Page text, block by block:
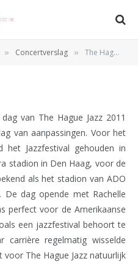
» Concertverslag » The Hague Jazz Dag 1 (Kyocera stadion, 17-06-2011)
1 (Kyocera
van The Hague Jazz 2011
van aanpassingen. Voor het
het Jazzfestival gehouden in
stadion in Den Haag, voor de
als het stadion van ADO
De dag opende met Rachelle
perfect voor de Amerikaanse
een jazzfestival behoort te
carrière regelmatig wisselde
The Hague Jazz natuurlijk